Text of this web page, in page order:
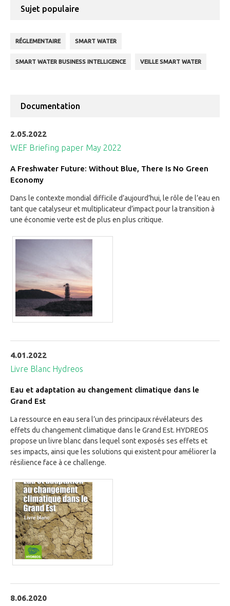
Sujet populaire
RÉGLEMENTAIRE SMART WATER
SMART WATER BUSINESS INTELLIGENCE VEILLE SMART WATER
Documentation
2.05.2022
WEF Briefing paper May 2022
A Freshwater Future: Without Blue, There Is No Green
Economy
Dans le contexte mondial difficile d’aujourd’hui, le rôle de l’eau en
tant que catalyseur et multiplicateur d’impact pour la transition à
une économie verte est de plus en plus critique.
4.01.2022
Livre Blanc Hydreos
Eau et adaptation au changement climatique dans le
Grand Est
La ressource en eau sera l’un des principaux révélateurs des
effets du changement climatique dans le Grand Est. HYDREOS
propose un livre blanc dans lequel sont exposés ses effets et
ses impacts, ainsi que les solutions qui existent pour améliorer la
résilience face à ce challenge.
8.06.2020